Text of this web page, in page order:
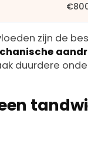
zijn de
duurdere